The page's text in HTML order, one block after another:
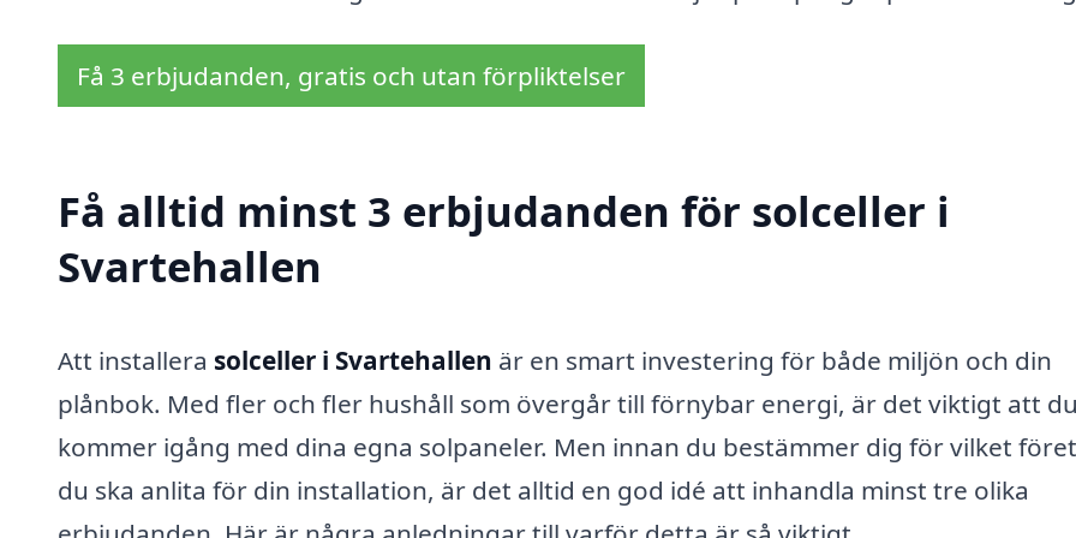
Få 3 erbjudanden, gratis och utan förpliktelser
Få alltid minst 3 erbjudanden för solceller i
Svartehallen
Att installera solceller i Svartehallen är en smart investering för både miljön och din
plånbok. Med fler och fler hushåll som övergår till förnybar energi, är det viktigt att du
kommer igång med dina egna solpaneler. Men innan du bestämmer dig för vilket
du ska anlita för din installation, är det alltid en god idé att inhandla minst tre olika